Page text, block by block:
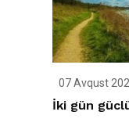
07 Avqust
İki gün